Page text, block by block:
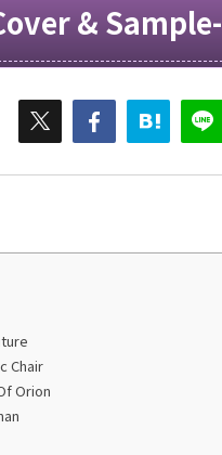
& Sample-
Chair
Orion